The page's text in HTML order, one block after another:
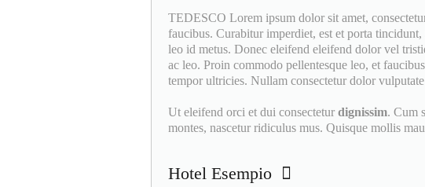
TEDESCO Lorem ipsum dolor sit amet,
faucibus. Curabitur imperdiet, est et porta
leo id metus. Donec eleifend eleifend dolor vel
ac leo. Proin commodo pellentesque leo, et
tempor ultricies. Nullam consectetur dolor
Ut eleifend orci et dui consectetur dignissim. Cum
montes, nascetur ridiculus mus. Quisque mollis
Hotel Esempio